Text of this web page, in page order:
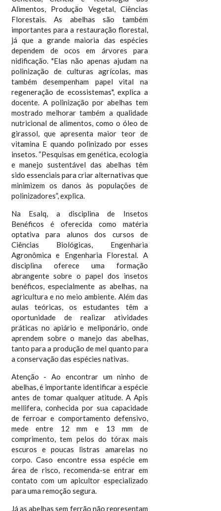
Alimentos, Produção Vegetal, Ciências
Florestais. As abelhas são também
importantes para a restauração florestal,
já que a grande maioria das espécies
dependem de ocos em árvores para
nidificação. "Elas não apenas ajudam na
polinização de culturas agrícolas, mas
também desempenham papel vital na
regeneração de ecossistemas", explica a
docente. A polinização por abelhas tem
mostrado melhorar também a qualidade
nutricional de alimentos, como o óleo de
girassol, que apresenta maior teor de
vitamina E quando polinizado por esses
insetos. “Pesquisas em genética, ecologia
e manejo sustentável das abelhas têm
sido essenciais para criar alternativas que
minimizem os danos às populações de
polinizadores”, explica.
Na Esalq, a disciplina de Insetos
Benéficos é oferecida como matéria
optativa para alunos dos cursos de
Ciências Biológicas, Engenharia
Agronômica e Engenharia Florestal. A
disciplina oferece uma formação
abrangente sobre o papel dos insetos
benéficos, especialmente as abelhas, na
agricultura e no meio ambiente. Além das
aulas teóricas, os estudantes têm a
oportunidade de realizar atividades
práticas no apiário e meliponário, onde
aprendem sobre o manejo das abelhas,
tanto para a produção de mel quanto para
a conservação das espécies nativas.
Atenção - Ao encontrar um ninho de
abelhas, é importante identificar a espécie
antes de tomar qualquer atitude. A Apis
mellifera, conhecida por sua capacidade
de ferroar e comportamento defensivo,
mede entre 12 mm e 13 mm de
comprimento, tem pelos do tórax mais
escuros e poucas listras amarelas no
corpo. Caso encontre essa espécie em
área de risco, recomenda-se entrar em
contato com um apicultor especializado
para uma remoção segura.
Já as abelhas sem ferrão não representam